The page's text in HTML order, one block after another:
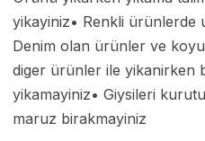
yikayiniz• Renkli ürünlerde
Denim olan ürünler ve
diger ürünler ile yikanirken
yikamayiniz• Giysileri
maruz birakmayiniz